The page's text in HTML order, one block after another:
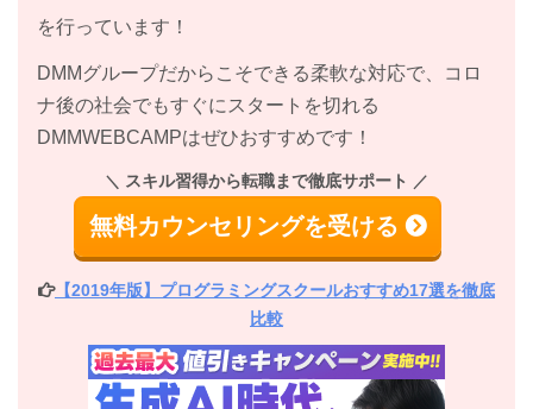
を行っています！
DMMグループだからこそできる柔軟な対応で、コロ
ナ後の社会でもすぐにスタートを切れる
DMMWEBCAMPはぜひおすすめです！
スキル習得から転職まで徹底サポート
無料カウンセリングを受ける
【2019年版】プログラミングスクールおすすめ17選を徹底
比較